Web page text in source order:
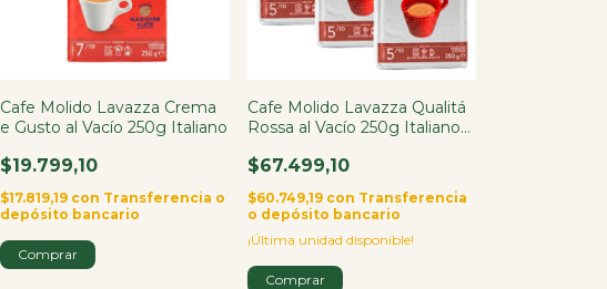
Cafe Molido Lavazza Crema
e Gusto al Vacío 250g Italiano
$19.799,10
$17.819,19 con Transferencia o
depósito bancario
Cafe Molido Lavazza Qualitá
Rossa al Vacío 250g Italiano
$67.499,10
$60.749,19 con Transferencia
o depósito bancario
¡Última unidad disponible!